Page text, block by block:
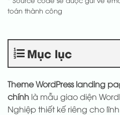
toán thành công
Mục lục
Theme WordPress landing
chính là mẫu giao diện
Nghiệp thiết kế riêng cho